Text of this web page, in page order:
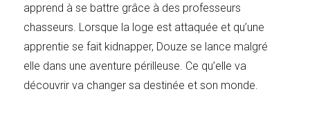
apprend à se battre grâce à des professeurs
chasseurs. Lorsque la loge est attaquée et qu’une
apprentie se fait kidnapper, Douze se lance malgré
elle dans une aventure périlleuse. Ce qu’elle va
découvrir va changer sa destinée et son monde.